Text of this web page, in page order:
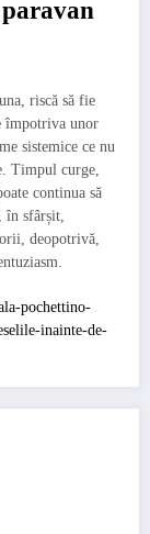
riscă să fie
împotriva unor
sistemice ce nu
Timpul curge,
continua să
în sfârșit,
deopotrivă,
pochettino-
inainte-de-